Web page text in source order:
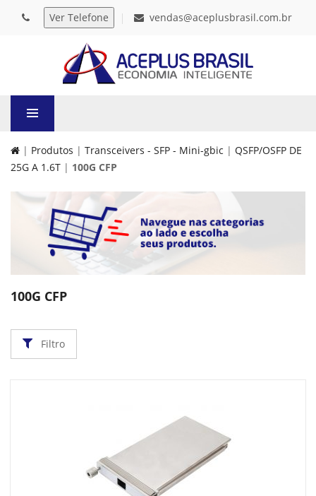
vendas@aceplusbrasil.com.br
| Produtos | Transceivers - SFP - Mini-gbic | QSFP/OSFP DE
25G A 1.6T | 100G CFP
100G CFP
Filtro